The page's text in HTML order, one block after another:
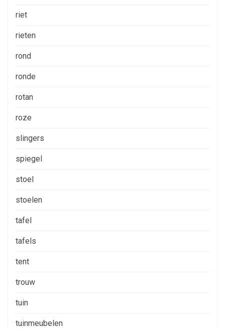
riet
rieten
rond
ronde
rotan
roze
slingers
spiegel
stoel
stoelen
tafel
tafels
tent
trouw
tuin
tuinmeubelen